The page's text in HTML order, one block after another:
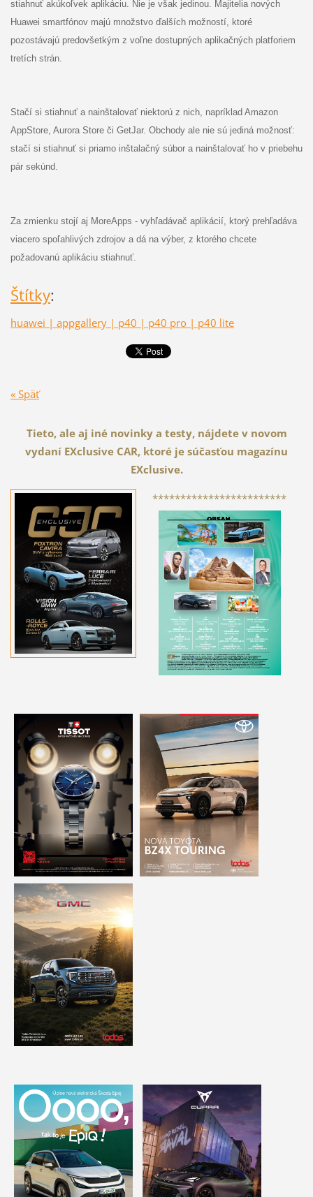
stiahnuť akúkoľvek aplikáciu. Nie je však jedinou. Majitelia nových
Huawei smartfónov majú množstvo ďalších možností, ktoré
pozostávajú predovšetkým z voľne dostupných aplikačných platforiem
tretích strán.
Stačí si stiahnuť a nainštalovať niektorú z nich, napríklad Amazon
AppStore, Aurora Store či GetJar. Obchody ale nie sú jediná možnosť:
stačí si stiahnuť si priamo inštalačný súbor a nainštalovať ho v priebehu
pár sekúnd.
Za zmienku stojí aj MoreApps - vyhľadávač aplikácií, ktorý prehľadáva
viacero spoľahlivých zdrojov a dá na výber, z ktorého chcete
požadovanú aplikáciu stiahnuť.
Štítky:
huawei | appgallery | p40 | p40 pro | p40 lite
« Späť
Tieto, ale aj iné novinky a testy, nájdete v novom
vydaní EXclusive CAR, ktoré je súčasťou magazínu
EXclusive.
************************